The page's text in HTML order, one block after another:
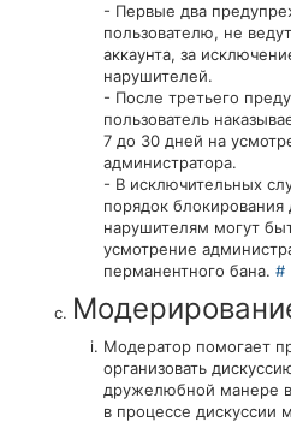
- Первые два
пользователю, не
аккаунта, за
нарушителей.
- После третьего
пользователь
7 до 30 дней на
администратора.
- В исключительных
порядок блокирования
нарушителям могут
усмотрение
перманентного бана. #
Модератор помогает
организовать
дружелюбной манере
в процессе дискуссии